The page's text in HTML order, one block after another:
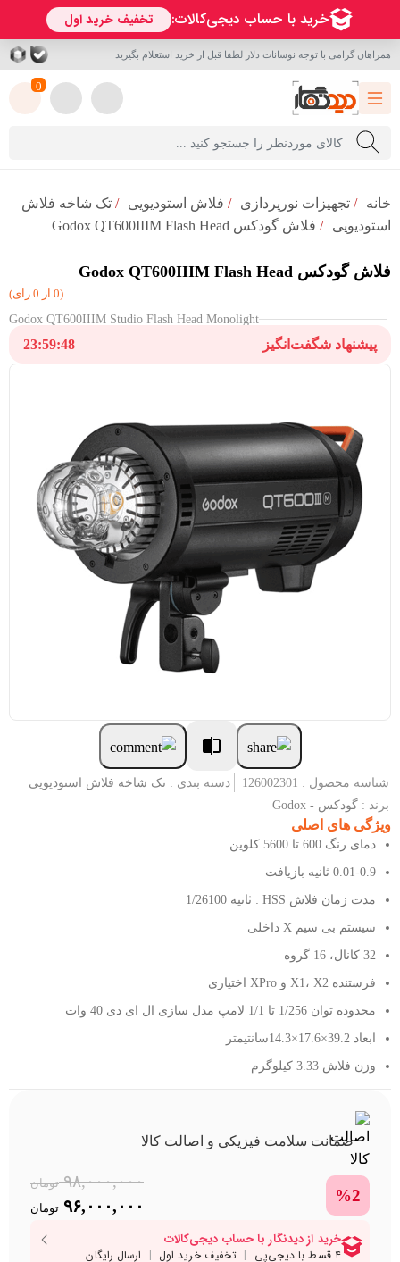
همراهان گرامی با توجه نوسانات دلار لطفا قبل از خرید استعلام بگیرید
0
خانه / تجهیزات نورپردازی / فلاش استودیویی / تک شاخه فلاش
استودیویی / فلاش گودکس Godox QT600IIIM Flash Head
فلاش گودکس Godox QT600IIIM Flash Head
(0 از 0 رای)
Godox QT600IIIM Studio Flash Head Monolight
23:59:47 پیشنهاد شگفت‌انگیز
شناسه محصول : 126002301 دسته بندی : تک شاخه فلاش استودیویی
برند : گودکس - Godox
ویژگی های اصلی
دمای رنگ 600 تا 5600 کلوین
0.01-0.9 ثانیه بازیافت
مدت زمان فلاش HSS : ثانیه 1/26100
سیستم بی سیم X داخلی
32 کانال، 16 گروه
فرستنده X1، X2 و XPro اختیاری
محدوده توان 1/256 تا 1/1 لامپ مدل سازی ال ای دی 40 وات
ابعاد 39.2×17.6×14.3سانتیمتر
وزن فلاش 3.33 کیلوگرم
ضمانت سلامت فیزیکی و اصالت کالا
۹۸,۰۰۰,۰۰۰ تومان
Original
was:
۹۶,۰۰۰,۰۰۰ تومان
%2